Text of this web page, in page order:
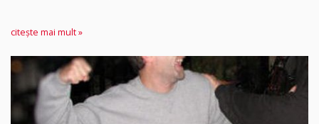
citește mai mult »